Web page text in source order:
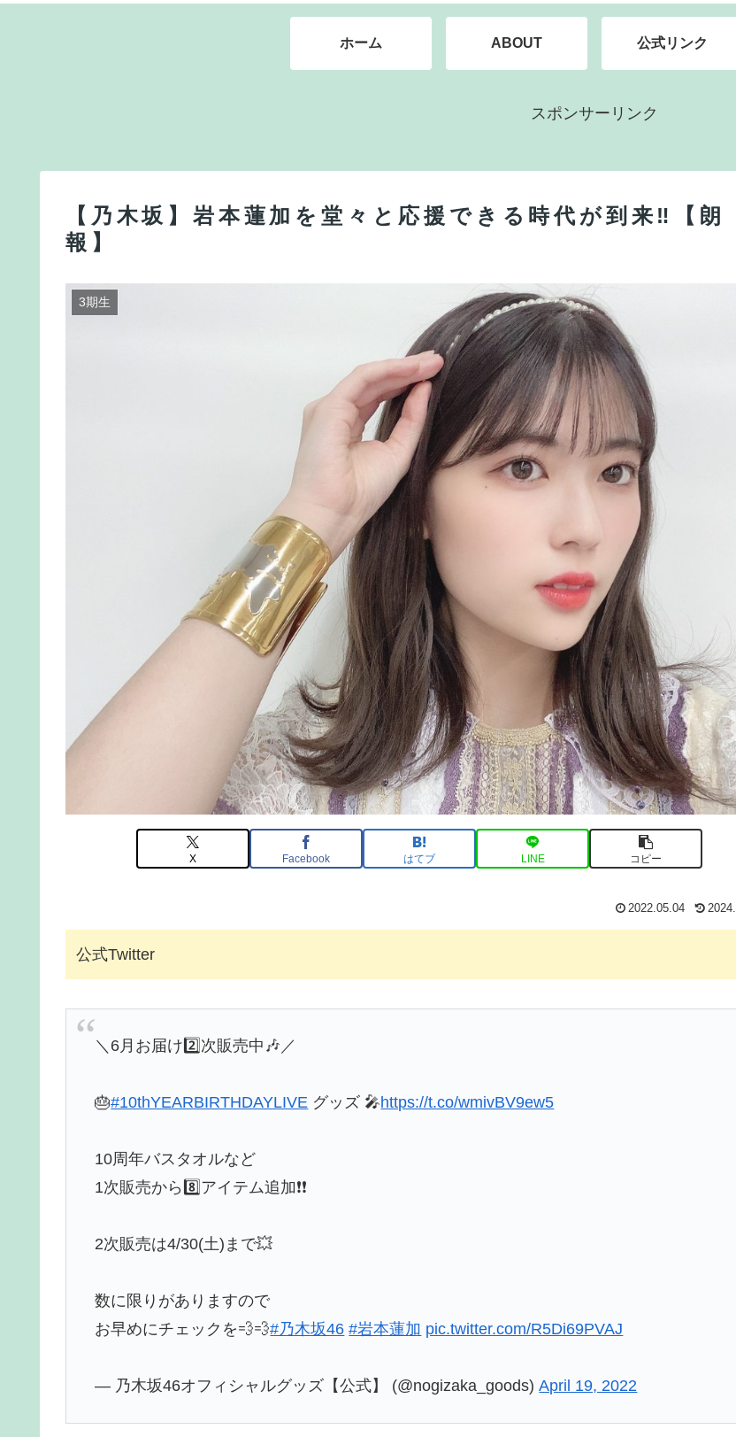
ホーム ABOUT 公式リンク
スポンサーリンク
【乃木坂】岩本蓮加を堂々と応援できる時代が到来‼【朗
報】
3期生
X Facebook はてブ LINE コピー
2022.05.04
公式Twitter
＼6月お届け2️⃣次販売中🎶／
🎂#10thYEARBIRTHDAYLIVE グッズ 🎤https://t.co/wmivBV9ew5
10周年バスタオルなど
1次販売から8️⃣アイテム追加❗❗
2次販売は4/30(土)まで💥
数に限りがありますので
お早めにチェックを💨💨#乃木坂46 #岩本蓮加 pic.twitter.com/R5Di69PVAJ
— 乃木坂46オフィシャルグッズ【公式】 (@nogizaka_goods)April 19, 2022